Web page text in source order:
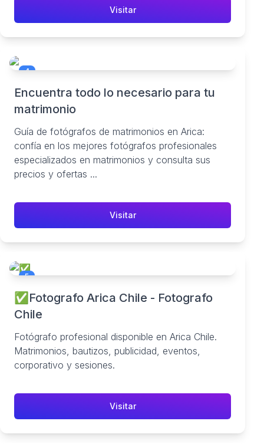
Visitar
4
Encuentra todo lo necesario para tu
matrimonio
Guía de fotógrafos de matrimonios en Arica:
confía en los mejores fotógrafos profesionales
especializados en matrimonios y consulta sus
precios y ofertas ...
Visitar
5
✅Fotografo Arica Chile - Fotografo
Chile
Fotógrafo profesional disponible en Arica Chile.
Matrimonios, bautizos, publicidad, eventos,
corporativo y sesiones.
Visitar